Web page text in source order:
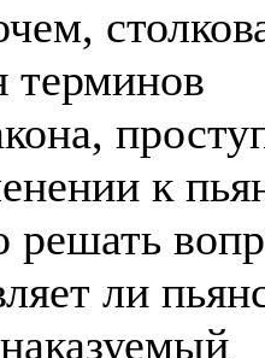
терминов
к
ли